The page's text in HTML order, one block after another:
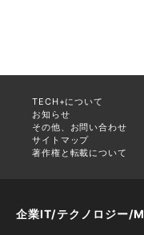
TECH+について
お知らせ
その他、お問い合わせ
サイトマップ
著作権と転載について
企業IT/テクノロジー/